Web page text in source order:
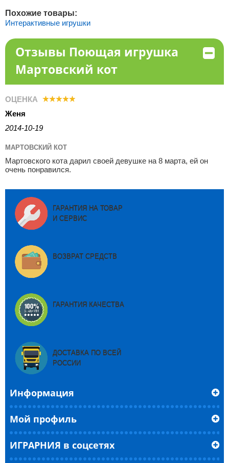
Похожие товары:
Интерактивные игрушки
Отзывы Поющая игрушка
Мартовский кот
ОЦЕНКА
Женя
2014-10-19
МАРТОВСКИЙ КОТ
Мартовского кота дарил своей девушке на 8 марта, ей он
очень понравился.
ГАРАНТИЯ НА ТОВАР
И СЕРВИС
ВОЗВРАТ СРЕДСТВ
ГАРАНТИЯ КАЧЕСТВА
ДОСТАВКА ПО ВСЕЙ
РОССИИ
Информация
Мой профиль
ИГРАРНИЯ в соцсетях